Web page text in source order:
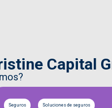
Capital
Seguros Soluciones de seguros